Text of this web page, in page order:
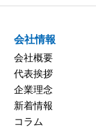
会社情報
会社概要
代表挨拶
企業理念
新着情報
コラム